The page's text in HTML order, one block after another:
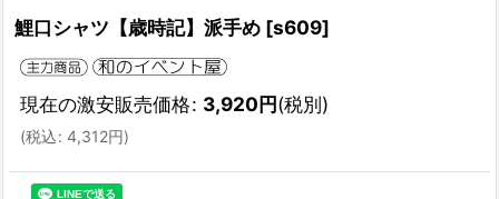
鯉口シャツ【歳時記】派手め [s609]
現在の激安販売価格: 3,920円(税別)
(税込: 4,312円)